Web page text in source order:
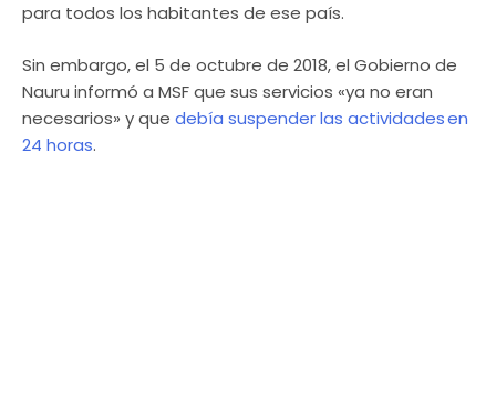
para todos los habitantes de ese país.
Sin embargo, el 5 de octubre de 2018, el Gobierno de
Nauru informó a MSF que sus servicios «ya no eran
necesarios» y que debía suspender las actividades en
24 horas.